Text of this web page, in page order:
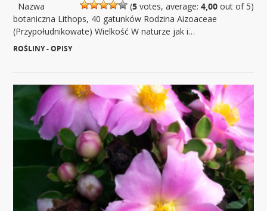
(5votes, average: 4,00out of 5)
Nazwa
botaniczna Lithops, 40 gatunków Rodzina Aizoaceae
(Przypołudnikowate) Wielkość W naturze jak i…
ROŚLINY - OPISY